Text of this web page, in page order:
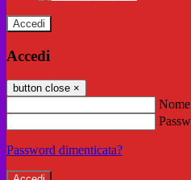
Accedi
Accedi
button close ×
Password dimenticata?